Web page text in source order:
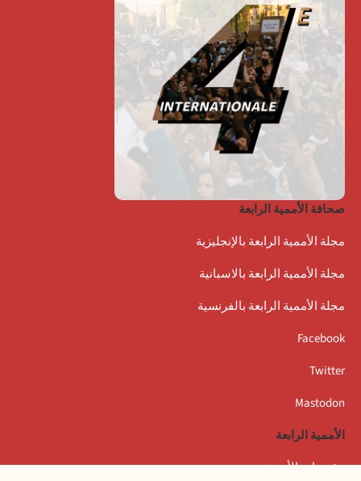
صحافة الأممية الرابعة
مجلة الأممية الرابعة بالإنجليزية
مجلة الأممية الرابعة بالاسبانية
مجلة الأممية الرابعة بالفرنسية
Facebook
Twitter
Mastodon
الأممية الرابعة
مؤتمرات الأممية